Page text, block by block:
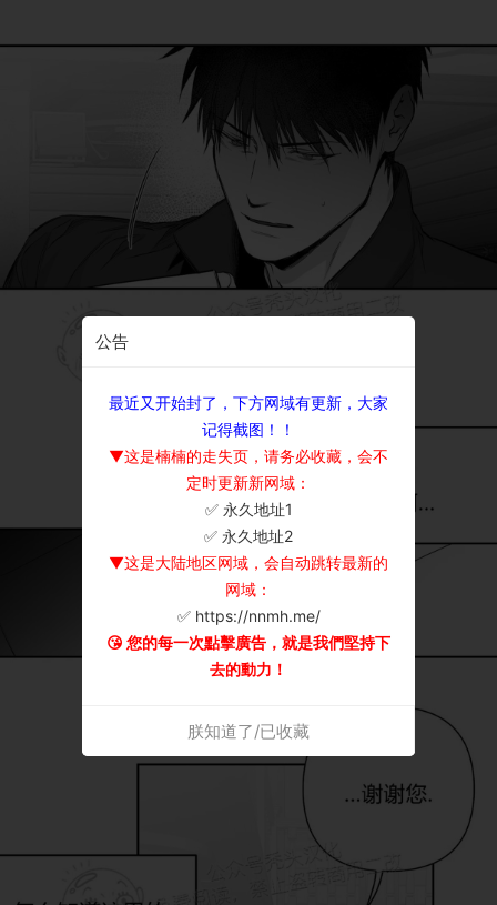
公告
最近又开始封了，下方网域有更新，大家
记得截图！！
▼这是楠楠的走失页，请务必收藏，会不
定时更新新网域：
✅ 永久地址1
✅ 永久地址2
▼这是大陆地区网域，会自动跳转最新的
网域：
✅ https://nnmh.me/
😘 您的每一次點擊廣告，就是我們堅持下
去的動力！
朕知道了/已收藏